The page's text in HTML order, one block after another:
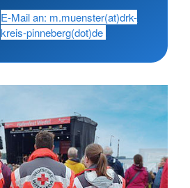
E-Mail an: m.muenster(at)drk-
kreis-pinneberg(dot)de